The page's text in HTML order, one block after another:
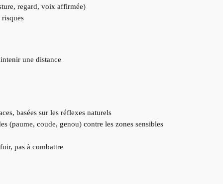
regard, voix affirmée)
une distance
basées sur les réflexes naturels
(paume, coude, genou) contre les zones sensibles
pas à combattre